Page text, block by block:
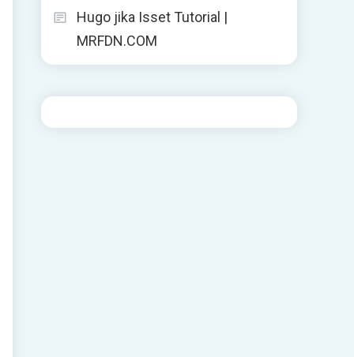
Hugo jika Isset Tutorial |
MRFDN.COM